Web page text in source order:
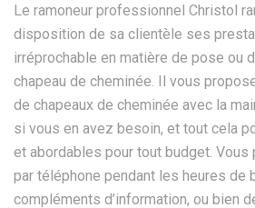
Le ramoneur professionnel Christol
disposition de sa clientèle ses
irréprochable en matière de pose ou
chapeau de cheminée. Il vous
de chapeaux de cheminée avec la
si vous en avez besoin, et tout cela
et abordables pour tout budget.
par téléphone pendant les heures de
compléments d’information, ou bien